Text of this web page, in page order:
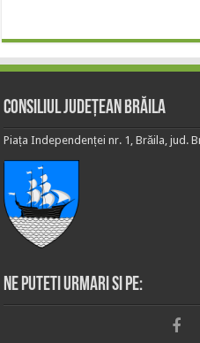
Consiliul Județean Brăila
Piața Independenței nr. 1, Brăila, jud.
Ne puteti urmari si pe: